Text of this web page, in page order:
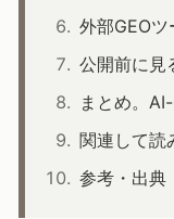
外部GEO
公開前に見
まとめ。
関連して読
参考・出典